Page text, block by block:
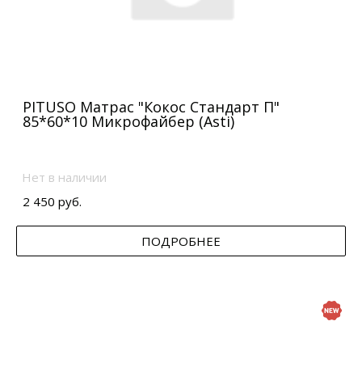
PITUSO Матрас "Кокос Стандарт П"
85*60*10 Микрофайбер (Asti)
Нет в наличии
2 450 руб.
ПОДРОБНЕЕ